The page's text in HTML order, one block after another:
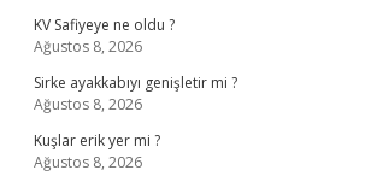
KV Safiyeye ne oldu ?
Ağustos 8, 2026
Sirke ayakkabıyı genişletir mi ?
Ağustos 8, 2026
Kuşlar erik yer mi ?
Ağustos 8, 2026